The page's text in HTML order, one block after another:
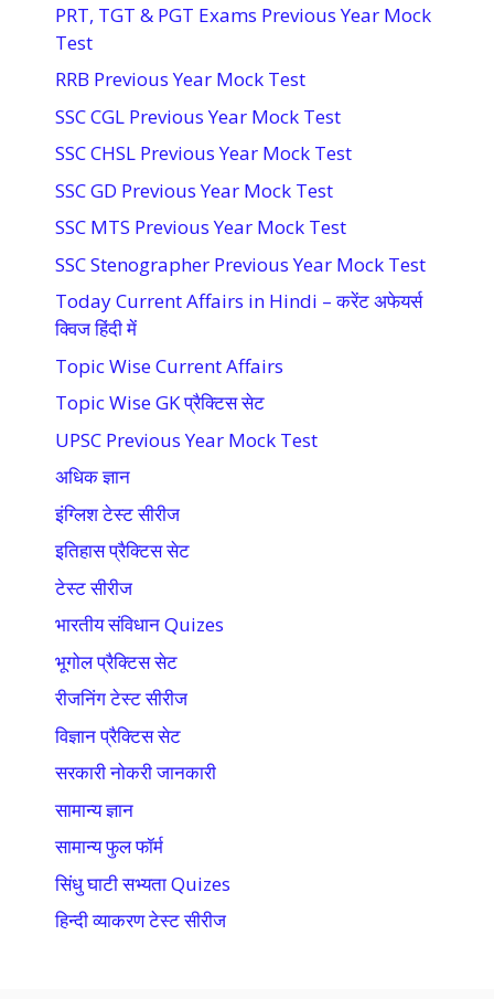
PRT, TGT & PGT Exams Previous Year Mock
Test
RRB Previous Year Mock Test
SSC CGL Previous Year Mock Test
SSC CHSL Previous Year Mock Test
SSC GD Previous Year Mock Test
SSC MTS Previous Year Mock Test
SSC Stenographer Previous Year Mock Test
Today Current Affairs in Hindi – करेंट अफेयर्स
क्विज हिंदी में
Topic Wise Current Affairs
Topic Wise GK प्रैक्टिस सेट
UPSC Previous Year Mock Test
अधिक ज्ञान
इंग्लिश टेस्ट सीरीज
इतिहास प्रैक्टिस सेट
टेस्ट सीरीज
भारतीय संविधान Quizes
भूगोल प्रैक्टिस सेट
रीजनिंग टेस्ट सीरीज
विज्ञान प्रैक्टिस सेट
सरकारी नोकरी जानकारी
सामान्य ज्ञान
सामान्य फुल फॉर्म
सिंधु घाटी सभ्यता Quizes
हिन्दी व्याकरण टेस्ट सीरीज